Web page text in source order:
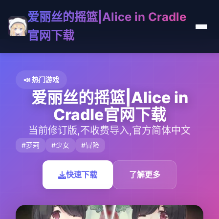
爱丽丝的摇篮|Alice in Cradle
官网下载
📣 热门游戏
爱丽丝的摇篮|Alice in
Cradle官网下载
当前修订版,不收费导入,官方简体中文
#萝莉 #少女 #冒险
快速下载 了解更多